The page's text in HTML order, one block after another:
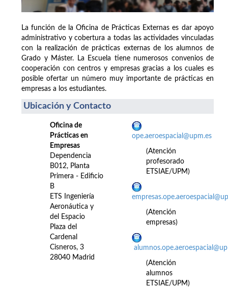
La función de la Oficina de Prácticas Externas es dar apoyo
administrativo y cobertura a todas las actividades vinculadas
con la realización de prácticas externas de los alumnos de
Grado y Máster. La Escuela tiene numerosos convenios de
cooperación con centros y empresas gracias a los cuales es
posible ofertar un número muy importante de prácticas en
empresas a los estudiantes.
Ubicación y Contacto
Oficina de
Prácticas en
Empresas
Dependencia
B012, Planta
Primera - Edificio
B
ETS Ingeniería
Aeronáutica y
del Espacio
Plaza del
Cardenal
Cisneros, 3
28040 Madrid
ope.aeroespacial@upm.es
(Atención
profesorado
ETSIAE/UPM)
(Atención
empresas)
(Atención
alumnos
ETSIAE/UPM)